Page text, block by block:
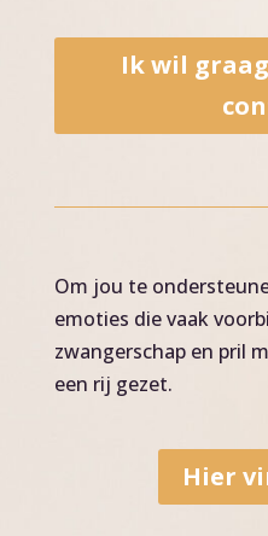
Ik wil
Om jou te
emoties die vaak
zwangerschap en pril
een rij gezet.
Hier